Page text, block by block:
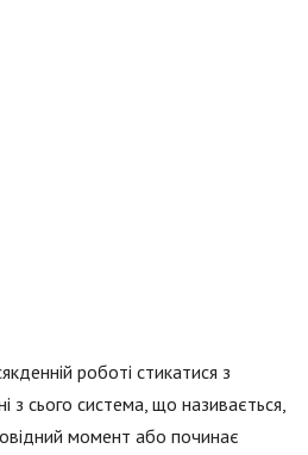
роботі стикатися з
з сього система, що називається,
момент або починає